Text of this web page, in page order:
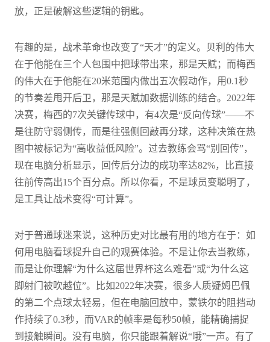
放，正是破解这些逻辑的钥匙。
有趣的是，战术革命也改变了“天才”的定义。贝利的伟大
在于他能在三个人包围中把球带出来，那是天赋；而梅西
的伟大在于他能在20米范围内做出五次假动作，用0.1秒
的节奏差甩开后卫，那是天赋加数据训练的结合。2022年
决赛，梅西的7次关键传球中，有4次是“反向传球”——不
是往防守弱侧传，而是往强侧回敲再分球，这种决策在热
图中被标记为“高收益低风险”。过去教练会骂“别回传”，
现在电脑分析显示，回传后分边的成功率达82%，比直接
往前传高出15个百分点。所以你看，不是球员变聪明了，
是工具让战术变得“可计算”。
对于普通球迷来说，这种历史对比最有用的地方在于：如
何用电脑看球提升自己的观赛体验。不是让你去当教练，
而是让你理解“为什么这届世界杯这么难看”或“为什么这
脚射门被吹越位”。比如2022年决赛，很多人质疑姆巴佩
的第二个点球太轻易，但在电脑回放中，蒙铁尔的阻挡动
作持续了0.3秒，而VAR的帧率是每秒50帧，能精确捕捉
到接触瞬间。没有电脑，你只能跟着解说“哦”一声。有了